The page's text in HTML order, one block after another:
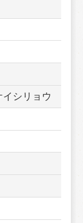
シリョウ